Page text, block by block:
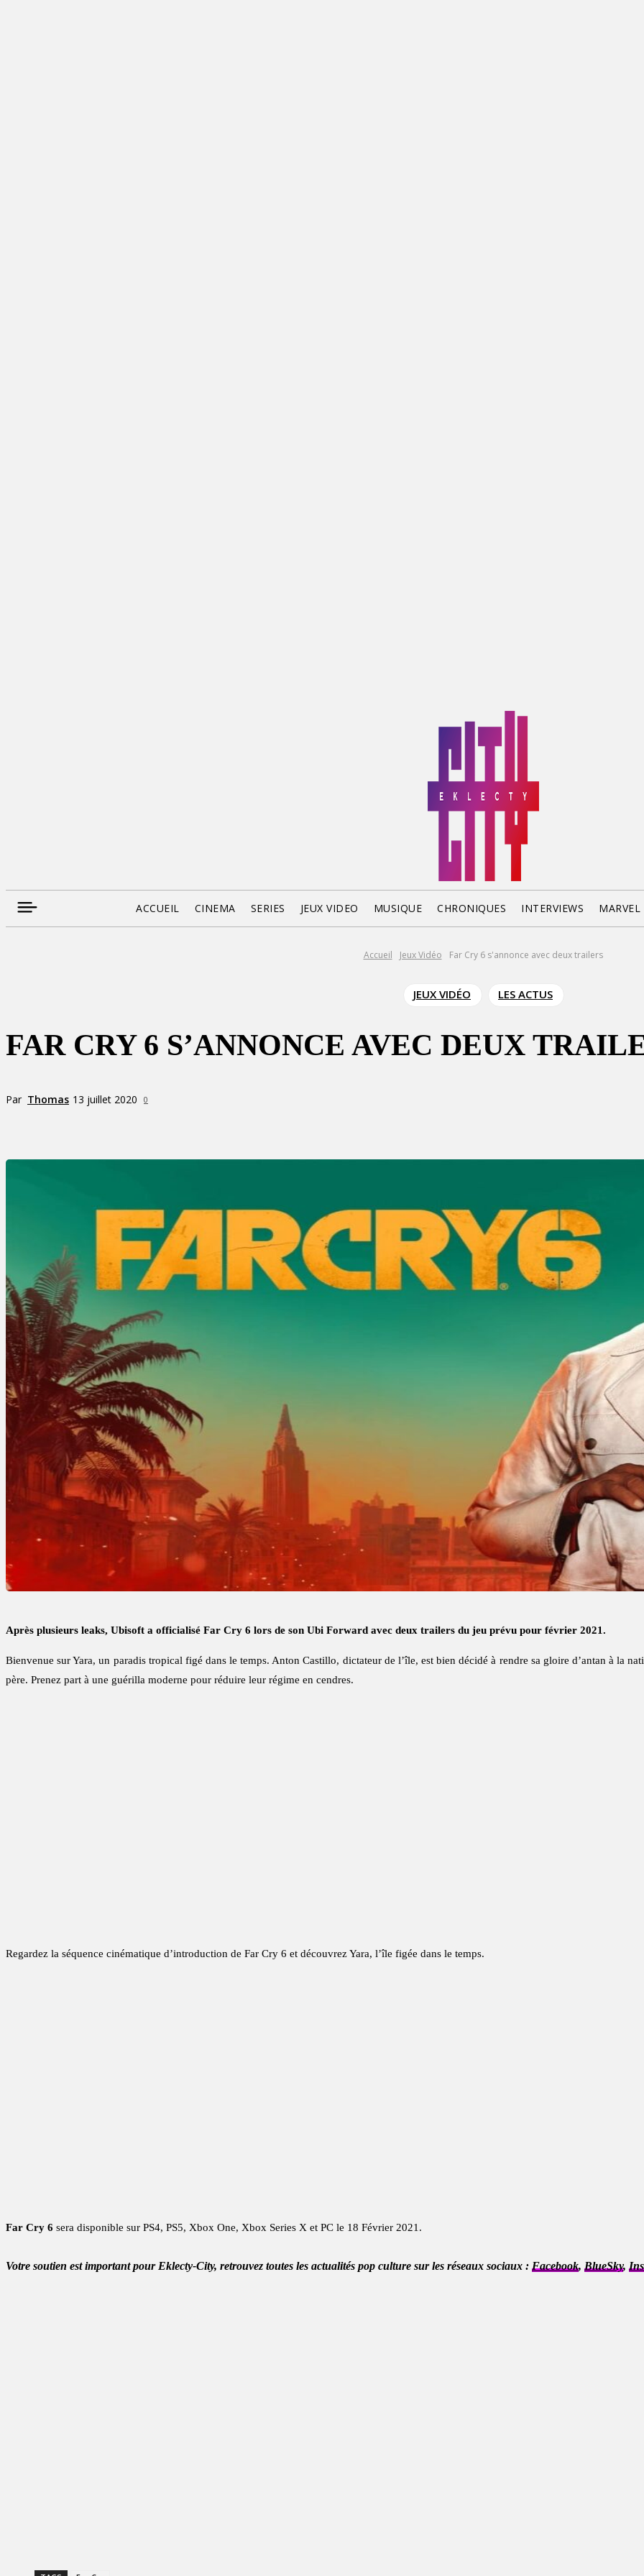
ACCUEIL CINEMA SERIES JEUX VIDEO MUSIQUE CHRONIQUES INTERVIEWS
Accueil Jeux Vidéo Far Cry 6 s'annonce avec deux trailers
JEUX VIDÉO LES ACTUS
FAR CRY 6 S’ANNONCE AVEC DEUX
Par Thomas 13 juillet 2020 0
Après plusieurs leaks, Ubisoft a officialisé Far Cry 6 lors de son Ubi Forward avec deux trailers du jeu prévu pour février 2021.
Bienvenue sur Yara, un paradis tropical figé dans le temps. Anton Castillo, dictateur de l’île, est bien décidé à rendre sa gloire d’antan à la
père. Prenez part à une guérilla moderne pour réduire leur régime en cendres.
Regardez la séquence cinématique d’introduction de Far Cry 6 et découvrez Yara, l’île figée dans le temps.
Far Cry 6 sera disponible sur PS4, PS5, Xbox One, Xbox Series X et PC le 18 Février 2021.
Votre soutien est important pour Eklecty-City, retrouvez toutes les actualités pop culture sur les réseaux sociaux : Facebook, BlueSky,